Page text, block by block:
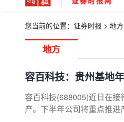
您当前的位置： 证券时报 > 地方
地方
容百科技：贵州基地
容百科技(688005)近日在
产。下半年公司将重点推